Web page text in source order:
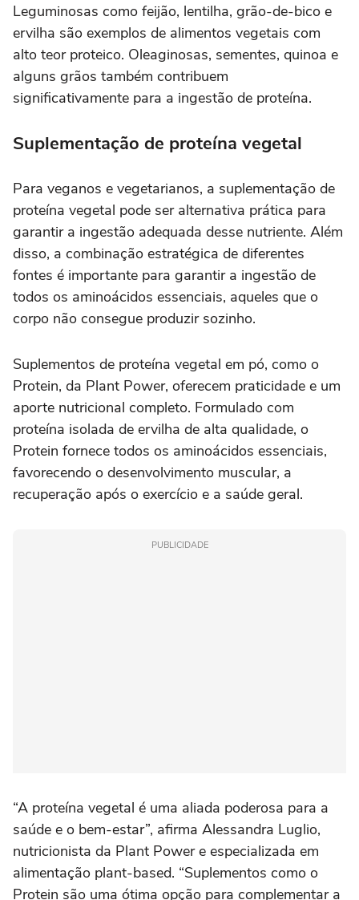
Leguminosas como feijão, lentilha, grão-de-bico e
ervilha são exemplos de alimentos vegetais com
alto teor proteico. Oleaginosas, sementes, quinoa e
alguns grãos também contribuem
significativamente para a ingestão de proteína.
Suplementação de proteína vegetal
Para veganos e vegetarianos, a suplementação de
proteína vegetal pode ser alternativa prática para
garantir a ingestão adequada desse nutriente. Além
disso, a combinação estratégica de diferentes
fontes é importante para garantir a ingestão de
todos os aminoácidos essenciais, aqueles que o
corpo não consegue produzir sozinho.
Suplementos de proteína vegetal em pó, como o
Protein, da Plant Power, oferecem praticidade e um
aporte nutricional completo. Formulado com
proteína isolada de ervilha de alta qualidade, o
Protein fornece todos os aminoácidos essenciais,
favorecendo o desenvolvimento muscular, a
recuperação após o exercício e a saúde geral.
PUBLICIDADE
“A proteína vegetal é uma aliada poderosa para a
saúde e o bem-estar”, afirma Alessandra Luglio,
nutricionista da Plant Power e especializada em
alimentação plant-based. “Suplementos como o
Protein são uma ótima opção para complementar a